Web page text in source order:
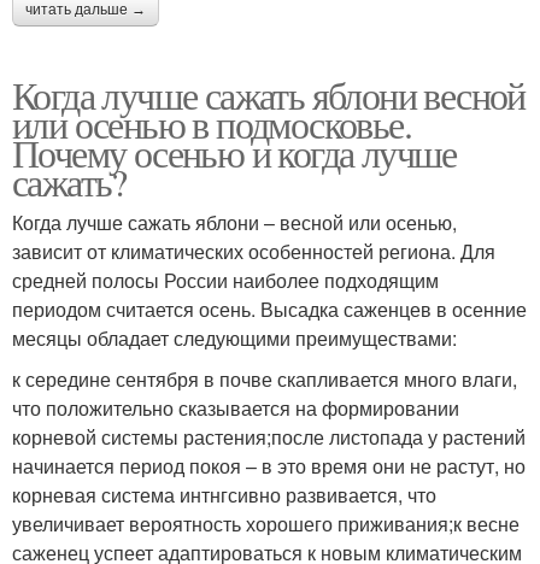
читать дальше →
Когда лучше сажать яблони весной
или осенью в подмосковье.
Почему осенью и когда лучше
сажать?
Когда лучше сажать яблони – весной или осенью,
зависит от климатических особенностей региона. Для
средней полосы России наиболее подходящим
периодом считается осень. Высадка саженцев в осенние
месяцы обладает следующими преимуществами:
к середине сентября в почве скапливается много влаги,
что положительно сказывается на формировании
корневой системы растения;после листопада у растений
начинается период покоя – в это время они не растут, но
корневая система интнгсивно развивается, что
увеличивает вероятность хорошего приживания;к весне
саженец успеет адаптироваться к новым климатическим